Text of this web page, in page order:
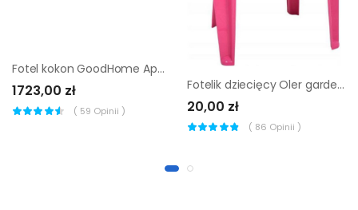
Fotel kokon GoodHome Apolima
1723,00 zł
( 59 Opinii )
Fotelik dziecięcy Oler garden różowe
20,00 zł
( 86 Opinii )